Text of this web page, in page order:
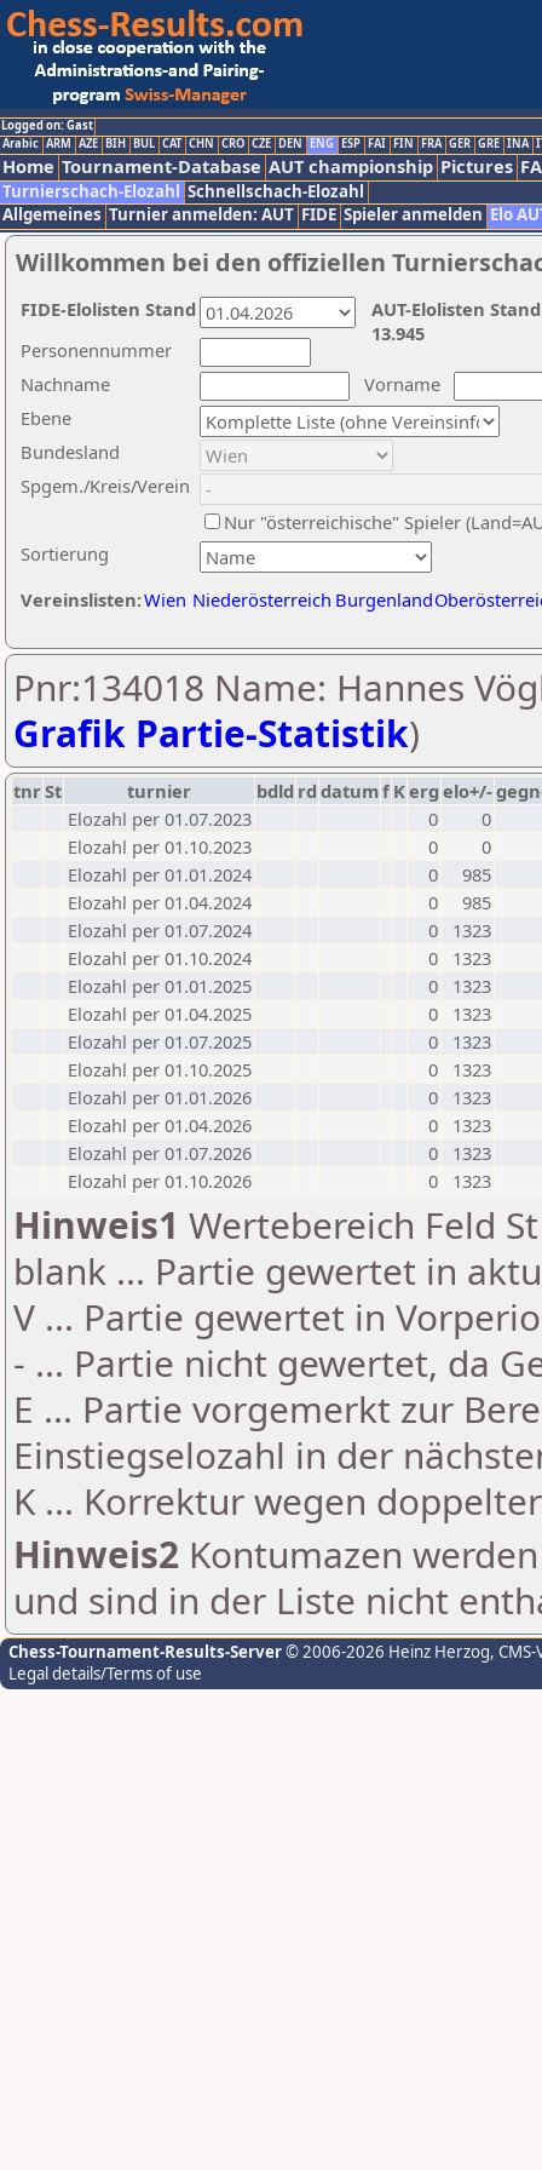
Logged on: Gast
Arabic ARM AZE BIH BUL CAT CHN CRO CZE DEN ENG ESP FAI FIN FRA GER GRE INA
Home Tournament-Database AUT championship Pictures
Turnierschach-Elozahl Schnellschach-Elozahl
Allgemeines Turnier anmelden: AUT FIDE Spieler anmelden Elo
Willkommen bei den offiziellen
Nachname
Vorname
Ebene
Sortierung
Personennummer
Bundesland
Spgem./Kreis/Verein
Nur "österreichische" Spieler
Vereinslisten:Wien Niederösterreich Burgenland
AUT-Elolisten
13.945
FIDE-Elolisten Stand
Pnr:134018 Name: Hannes
Grafik Partie-Statistik)
tnrSt turnier bdld rd datumf Kerg elo+/-
Elozahl per 01.07.2023
0
0
Elozahl per 01.10.2023
0
0
Elozahl per 01.01.2024
0
985
Elozahl per 01.04.2024
0
985
Elozahl per 01.07.2024
0
1323
Elozahl per 01.10.2024
0
1323
Elozahl per 01.01.2025
0
1323
Elozahl per 01.04.2025
0
1323
Elozahl per 01.07.2025
0
1323
Elozahl per 01.10.2025
0
1323
Elozahl per 01.01.2026
0
1323
Elozahl per 01.04.2026
0
1323
Elozahl per 01.07.2026
0
1323
Elozahl per 01.10.2026
0 1323
Hinweis1 Wertebereich Feld
blank ... Partie gewertet in
V ... Partie gewertet in
- ... Partie nicht gewertet, da
E ... Partie vorgemerkt zur
Einstiegselozahl in der
K ... Korrektur wegen
Hinweis2 Kontumazen
und sind in der Liste nicht
Chess-Tournament-Results-Server© 2006-2026 Heinz Herzog,
Legal details/Terms of use